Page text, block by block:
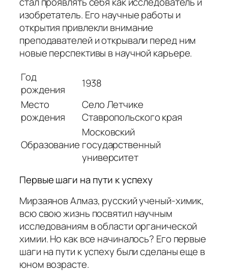
изобретатель. Его научные работы и
открытия привлекли внимание
преподавателей и открывали перед ним
новые перспективы в научной карьере.
Год
рождения
1938
Место
рождения
Село Летчике
Ставропольского края
Образование
Московский
государственный
университет
Первые шаги на пути к успеху
Мирзаянов Алмаз, русский ученый-химик,
всю свою жизнь посвятил научным
исследованиям в области органической
химии. Но как все начиналось? Его первые
шаги на пути к успеху были сделаны еще в
юном возрасте.